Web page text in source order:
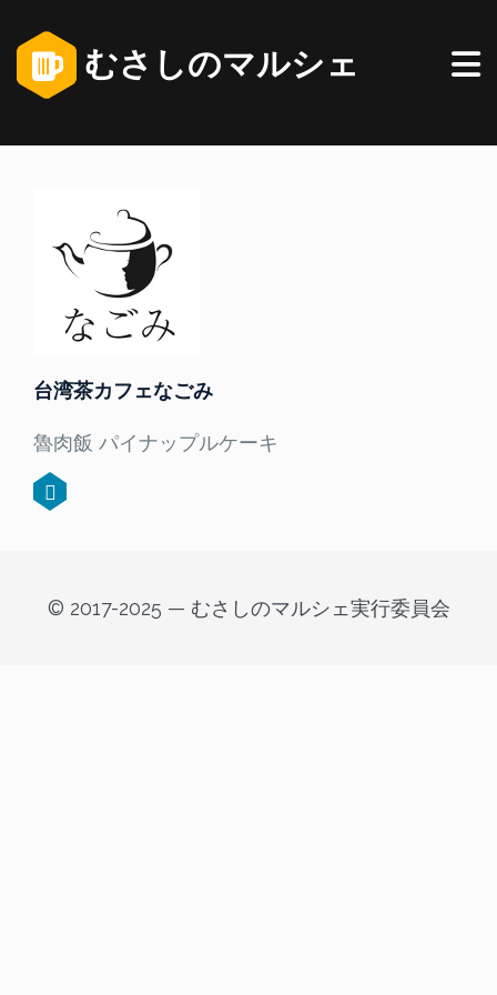
むさしのマルシェ
台湾茶カフェなごみ
魯肉飯 パイナップルケーキ
© 2017-2025 — むさしのマルシェ実行委員会